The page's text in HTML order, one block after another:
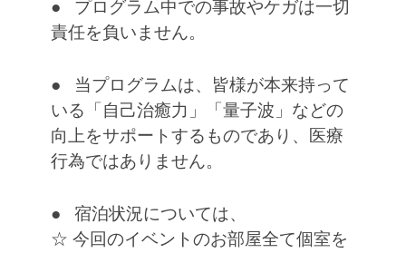
● プログラム中での事故やケガは一切
責任を負いません。
● 当プログラムは、皆様が本来持って
いる「自己治癒力」「量子波」などの
向上をサポートするものであり、医療
行為ではありません。
● 宿泊状況については、
☆ 今回のイベントのお部屋全て個室を